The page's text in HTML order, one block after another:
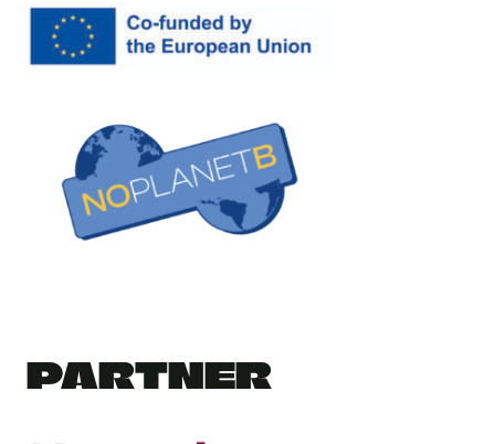
PARTNER